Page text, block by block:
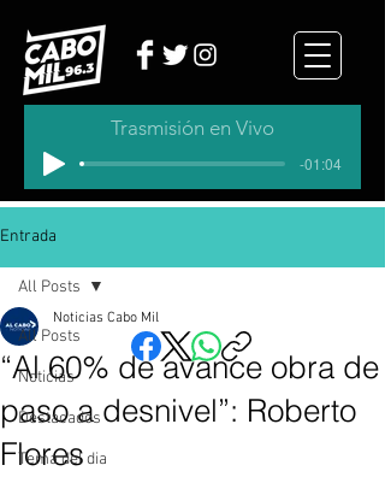
Trasmisión en Vivo
-01:04
Entrada
All Posts
Noticias
Destacados
Tema del dia
All Posts
“Al 60% de avance obra de
paso a desnivel”: Roberto
Flores
Noticias Cabo Mil